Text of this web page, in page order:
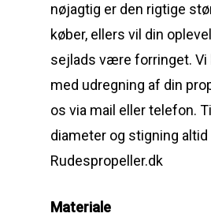
nøjagtig er den rigtige
køber, ellers vil din
sejlads være forringet.
med udregning af din
os via mail eller telefon.
diameter og stigning
Rudespropeller.dk
Materiale